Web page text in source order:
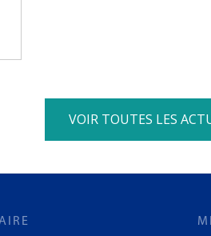
VOIR TOUTES LES